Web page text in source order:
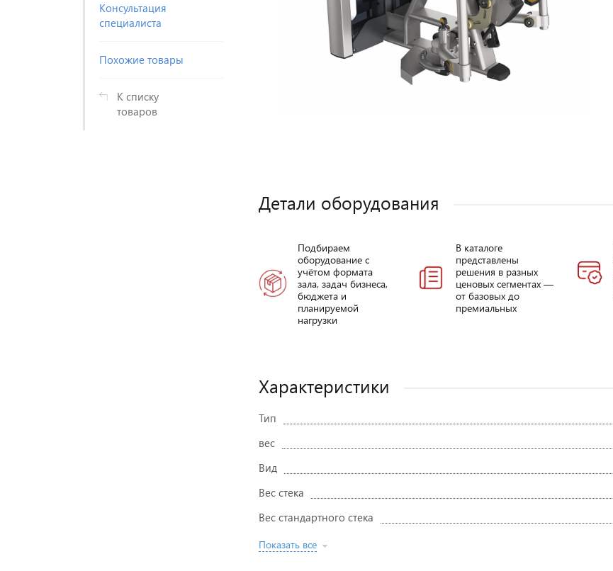
Консультация
специалиста
Похожие товары
К списку
товаров
Детали оборудования
Подбираем
оборудование с
учётом формата
зала, задач бизнеса,
бюджета и
планируемой
нагрузки
В каталоге
представлены
решения в разных
ценовых сегментах —
от базовых до
премиальных
Характеристики
Тип
вес
Вид
Вес стека
Вес стандартного стека
Показать все